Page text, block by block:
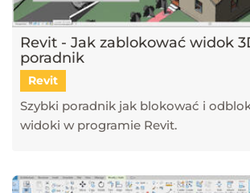
Revit - Jak zablokować widok
poradnik
Revit
Szybki poradnik jak blokować i
widoki w programie Revit.